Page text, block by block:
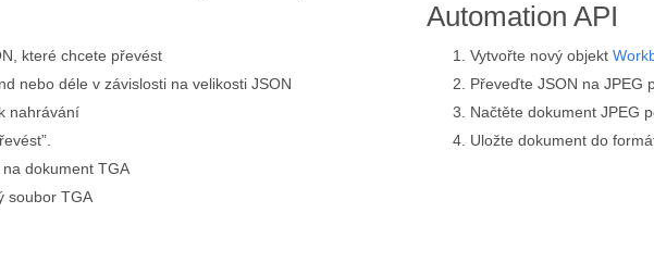
které chcete převést
nebo déle v závislosti na velikosti JSON
nahrávání
dokument TGA
soubor TGA
Automation API
Vytvořte nový objekt
Převeďte JSON na JPEG
Načtěte dokument JPEG
Uložte dokument do